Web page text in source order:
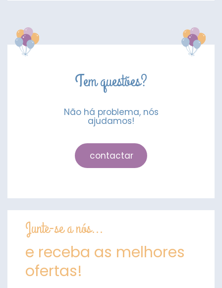
Plástica
Torrado
Tem questões?
Não há problema, nós
ajudamos!
contactar
Junte-se a nós...
e receba as melhores
ofertas!